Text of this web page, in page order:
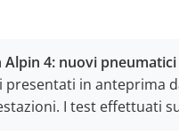
Alpin 4: nuovi
presentati in anteprima
I test effettuati